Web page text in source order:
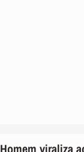
Homem viraliza